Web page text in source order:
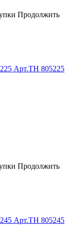
Продолжить
Арт.TH 805225
Продолжить
Арт.TH 805245